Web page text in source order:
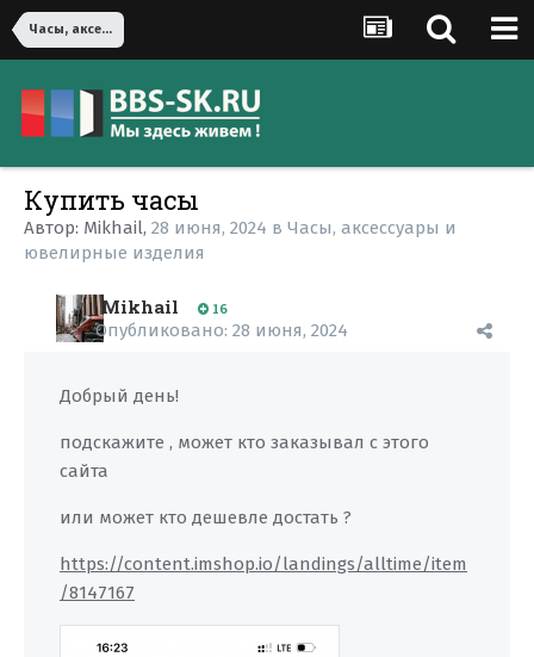
Часы, аксессуары и ювелирные изделия
Купить часы
Автор: Mikhail, 28 июня, 2024 в Часы, аксессуары и
ювелирные изделия
Mikhail 16
Опубликовано: 28 июня, 2024
Добрый день!
подскажите , может кто заказывал с этого
сайта
или может кто дешевле достать ?
https://content.imshop.io/landings/alltime/item
/8147167